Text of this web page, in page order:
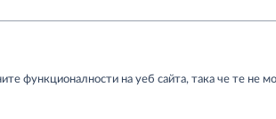
функционалности на уеб сайта, така че те не